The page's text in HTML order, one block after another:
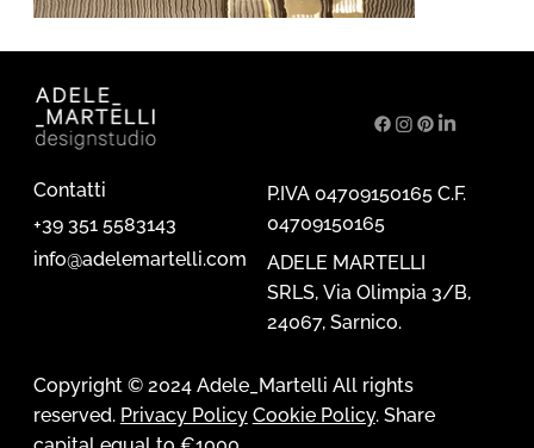
P.IVA 04709150165 C.F.
04709150165
ADELE MARTELLI
SRLS, Via Olimpia 3/B,
24067, Sarnico.
Contatti
+39 351 5583143
info@adelemartelli.com
Copyright © 2024 Adele_Martelli All rights
reserved. Privacy Policy Cookie Policy. Share